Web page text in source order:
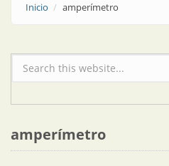
Inicio amperímetro
Formulario de búsqueda
amperímetro